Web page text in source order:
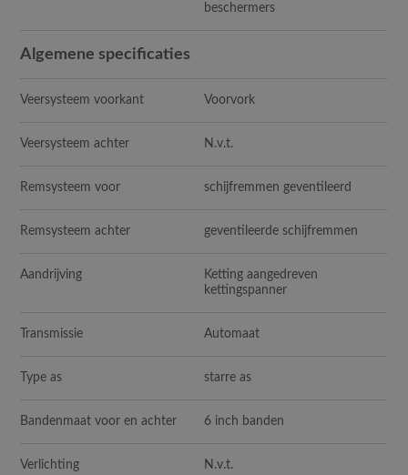
beschermers
Algemene specificaties
Veersysteem voorkant Voorvork
Veersysteem achter N.v.t.
Remsysteem voor schijfremmen geventileerd
Remsysteem achter geventileerde schijfremmen
Aandrijving
Ketting aangedreven
kettingspanner
Transmissie Automaat
Type as starre as
Bandenmaat voor en achter 6 inch banden
Verlichting N.v.t.